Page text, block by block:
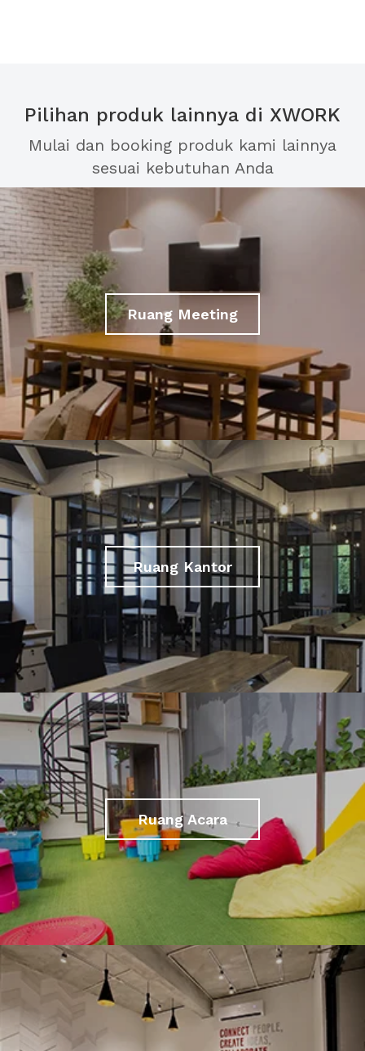
Pilihan produk lainnya di XWORK
Mulai dan booking produk kami lainnya
sesuai kebutuhan Anda
Ruang Meeting
Ruang Kantor
Ruang Acara